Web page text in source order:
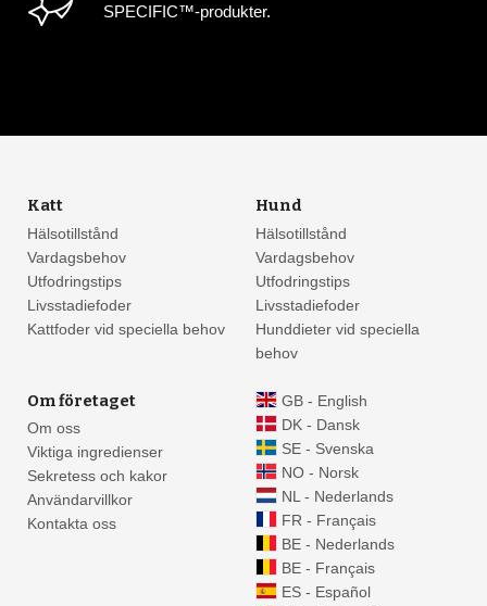
SPECIFIC™-produkter.
Katt
Hälsotillstånd
Vardagsbehov
Utfodringstips
Livsstadiefoder
Kattfoder vid speciella behov
Hund
Hälsotillstånd
Vardagsbehov
Utfodringstips
Livsstadiefoder
Hunddieter vid speciella
behov
Om företaget
Om oss
Viktiga ingredienser
Sekretess och kakor
Användarvillkor
Kontakta oss
GB - English
DK - Dansk
SE - Svenska
NO - Norsk
NL - Nederlands
FR - Français
BE - Nederlands
BE - Français
ES - Español